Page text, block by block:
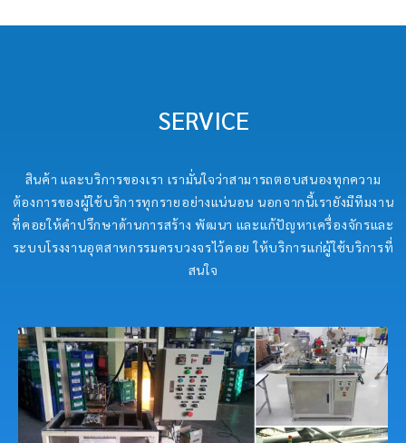
SERVICE
สินค้า และบริการของเรา เรามั่นใจว่าสามารถตอบสนองทุกความ
ต้องการของผู้ใช้บริการทุกรายอย่างแน่นอน นอกจากนี้เรายังมีทีมงาน
ที่คอยให้คำปรึกษาด้านการสร้าง พัฒนา และแก้ปัญหาเครื่องจักรและ
ระบบโรงงานอุตสาหกรรมครบวงจรไว้คอย ให้บริการแก่ผู้ใช้บริการที่
สนใจ